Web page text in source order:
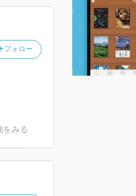
フォロー
をみる